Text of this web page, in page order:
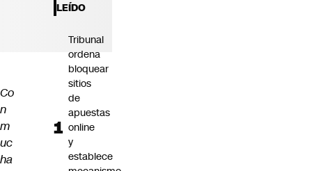
Co
n
m
uc
ha
LEÍDO
Tribunal
ordena
bloquear
sitios
de
apuestas
online
y
establece